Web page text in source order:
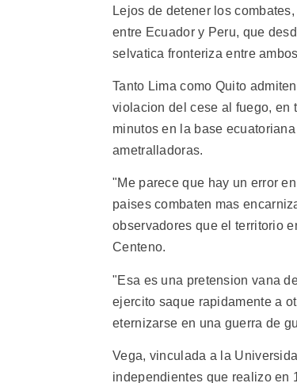
Lejos de detener los
entre Ecuador y Peru, que
selvatica fronteriza entre
Tanto Lima como Quito
violacion del cese al fuego, en
minutos en la base
ametralladoras.
"Me parece que hay un error
paises combaten mas
observadores que el territorio
Centeno.
"Esa es una pretension vana
ejercito saque rapidamente a
eternizarse en una guerra de
Vega, vinculada a la
independientes que realizo en